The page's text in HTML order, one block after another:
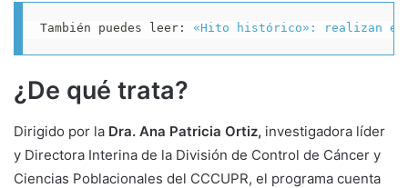
También puedes leer: «Hito histórico»: realizan en
¿De qué trata?
Dirigido por la Dra. Ana Patricia Ortiz, investigadora líder
y Directora Interina de la División de Control de Cáncer y
Ciencias Poblacionales del CCCUPR, el programa cuenta